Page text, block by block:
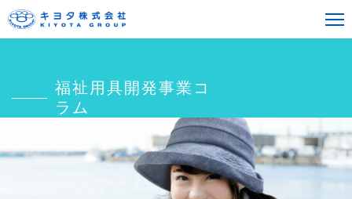
福祉用具開発事業コ
ラム